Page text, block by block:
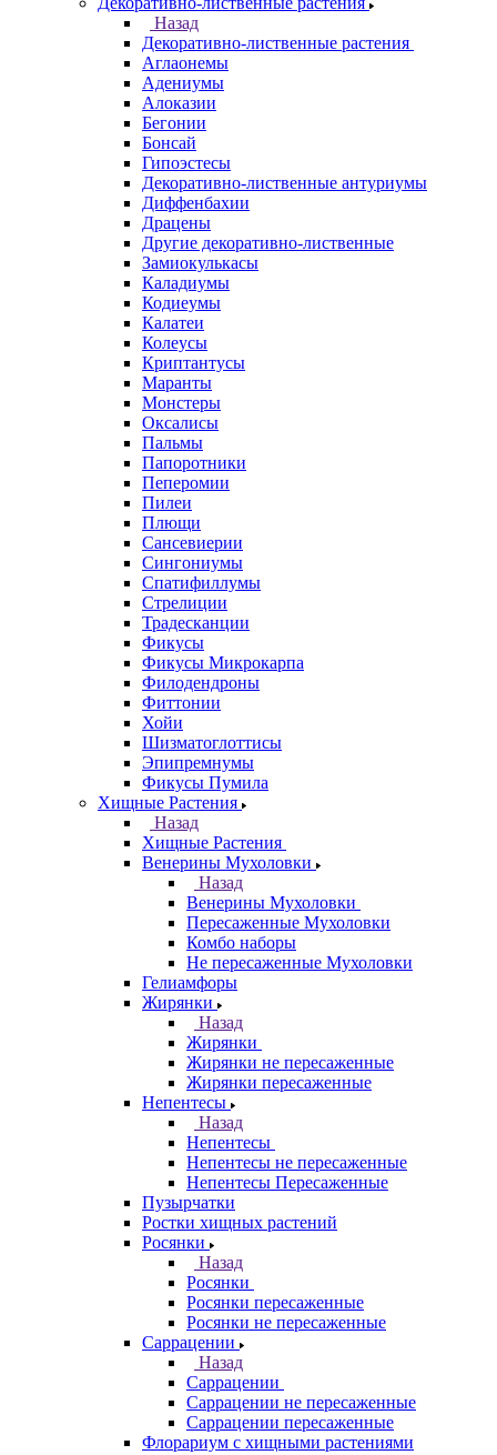
Назад
Декоративно-лиственные растения
Аглаонемы
Адениумы
Алоказии
Бегонии
Бонсай
Гипоэстесы
Декоративно-лиственные антуриумы
Диффенбахии
Драцены
Другие декоративно-лиственные
Замиокулькасы
Каладиумы
Кодиеумы
Калатеи
Колеусы
Криптантусы
Маранты
Монстеры
Оксалисы
Пальмы
Папоротники
Пеперомии
Пилеи
Плющи
Сансевиерии
Сингониумы
Спатифиллумы
Стрелиции
Традесканции
Фикусы
Фикусы Микрокарпа
Филодендроны
Фиттонии
Хойи
Шизматоглоттисы
Эпипремнумы
Фикусы Пумила
Хищные Растения
Назад
Хищные Растения
Венерины Мухоловки
Назад
Венерины Мухоловки
Пересаженные Мухоловки
Комбо наборы
Не пересаженные Мухоловки
Гелиамфоры
Жирянки
Назад
Жирянки
Жирянки не пересаженные
Жирянки пересаженные
Непентесы
Назад
Непентесы
Непентесы не пересаженные
Непентесы Пересаженные
Пузырчатки
Ростки хищных растений
Росянки
Назад
Росянки
Росянки пересаженные
Росянки не пересаженные
Саррацении
Назад
Саррацении
Саррацении не пересаженные
Саррацении пересаженные
Флорариум с хищными растениями